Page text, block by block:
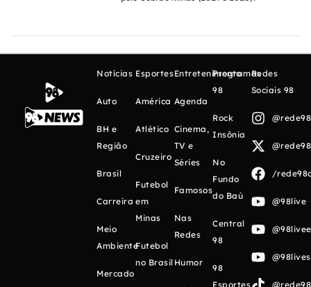
Notícias
Auto
BH e
Região
Brasil
Carreira
Meio
Ambiente
Mercado
Esportes
América
Atlético
Cruzeiro
Futebol
em
Minas
Futebol
no Brasil
Entretenimento
Agenda
Cinema,
TV e
Séries
Famosos
Nas
Redes
Humor
Programas
98
Rock
Insônia
No
Fundo
do Baú
Central
98
98
Esportes
Redes
Sociais 98
/
@98live